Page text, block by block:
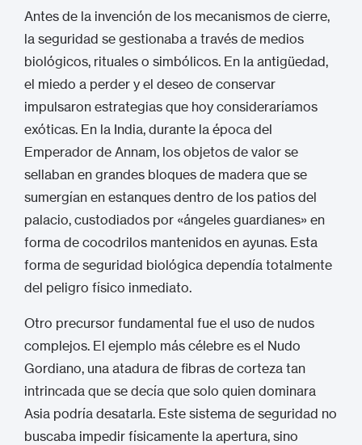
Antes de la invención de los mecanismos de cierre,
la seguridad se gestionaba a través de medios
biológicos, rituales o simbólicos. En la antigüedad,
el miedo a perder y el deseo de conservar
impulsaron estrategias que hoy consideraríamos
exóticas. En la India, durante la época del
Emperador de Annam, los objetos de valor se
sellaban en grandes bloques de madera que se
sumergían en estanques dentro de los patios del
palacio, custodiados por «ángeles guardianes» en
forma de cocodrilos mantenidos en ayunas. Esta
forma de seguridad biológica dependía totalmente
del peligro físico inmediato.
Otro precursor fundamental fue el uso de nudos
complejos. El ejemplo más célebre es el Nudo
Gordiano, una atadura de fibras de corteza tan
intrincada que se decía que solo quien dominara
Asia podría desatarla. Este sistema de seguridad no
buscaba impedir físicamente la apertura, sino